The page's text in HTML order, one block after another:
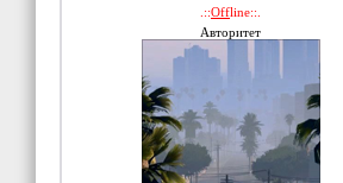
.::Offline::.
Авторитет